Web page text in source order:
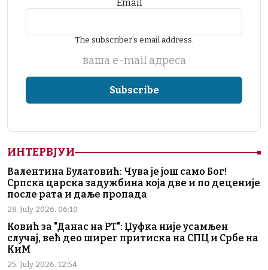
Email
The subscriber's email address.
ваша е-mail адреса
ИНТЕРВЈУИ
Валентина Булатовић: Чува је још само Бог!
Српска царска задужбина која две и по деценије
после рата и даље пропада
28. July 2026. 06:10
Ковић за "Данас на РТ": Џуфка није усамљен
случај, већ део ширег притиска на СПЦ и Србе на
КиМ
25. July 2026. 12:54